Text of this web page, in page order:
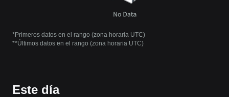
*Primeros datos en el rango (zona horaria UTC)
**Últimos datos en el rango (zona horaria UTC)
Este día